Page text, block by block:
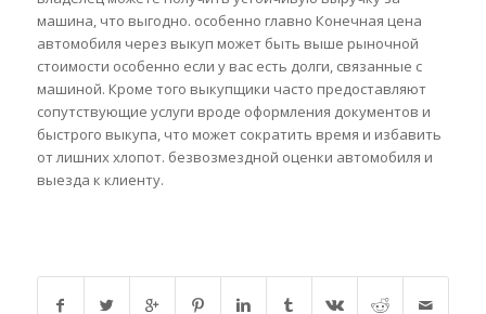
машина, что выгодно. особенно главно Конечная цена
автомобиля через выкуп может быть выше рыночной
стоимости особенно если у вас есть долги, связанные с
машиной. Кроме того выкупщики часто предоставляют
сопутствующие услуги вроде оформления документов и
быстрого выкупа, что может сократить время и избавить
от лишних хлопот. безвозмездной оценки автомобиля и
выезда к клиенту.